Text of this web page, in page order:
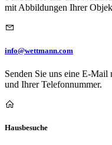
mit Abbildungen Ihrer
info@wettmann.com
Senden Sie uns eine E-
und Ihrer Telefonnummer.
Hausbesuche